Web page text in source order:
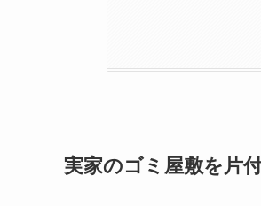
実家のゴミ屋敷を片